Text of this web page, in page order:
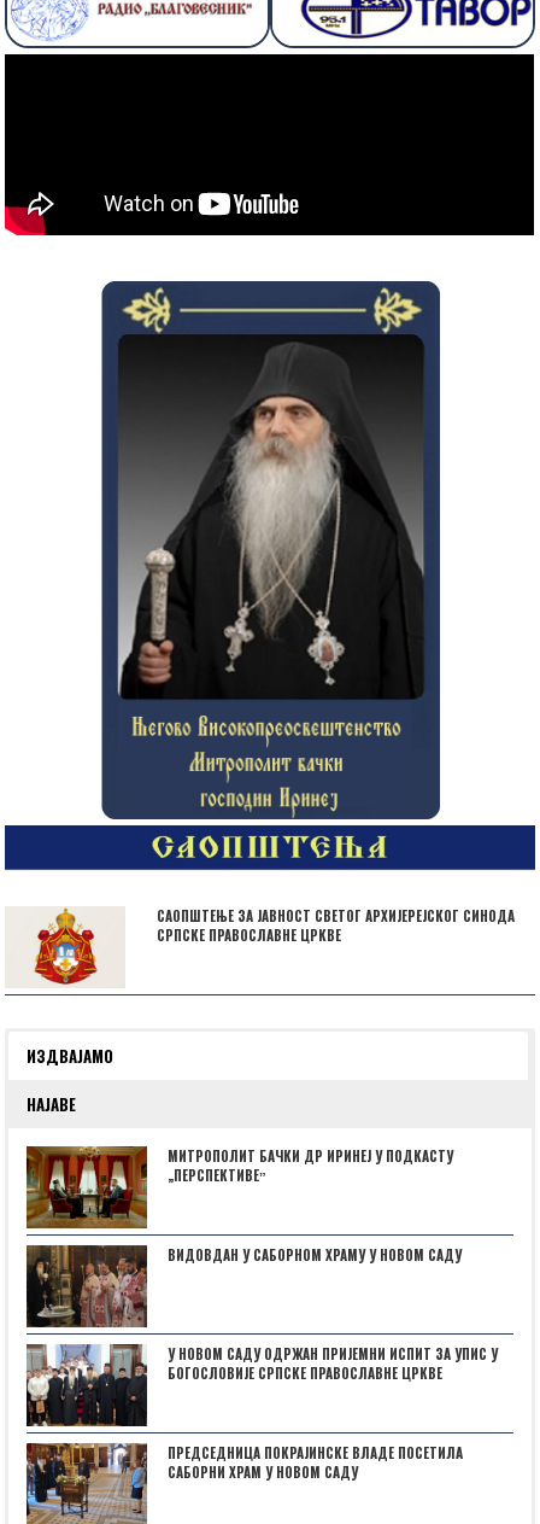
САОПШТЕЊЕ ЗА ЈАВНОСТ СВЕТОГ АРХИЈЕРЕЈСКОГ СИНОДА
СРПСКЕ ПРАВОСЛАВНЕ ЦРКВЕ
ИЗДВАЈАМО
НАЈАВЕ
МИТРОПОЛИТ БАЧКИ ДР ИРИНЕЈ У ПОДКАСТУ
„ПЕРСПЕКТИВЕˮ
ВИДОВДАН У САБОРНОМ ХРАМУ У НОВОМ САДУ
У НОВОМ САДУ ОДРЖАН ПРИЈЕМНИ ИСПИТ ЗА УПИС У
БОГОСЛОВИЈЕ СРПСКЕ ПРАВОСЛАВНЕ ЦРКВЕ
ПРЕДСЕДНИЦА ПОКРАЈИНСКЕ ВЛАДЕ ПОСЕТИЛА
САБОРНИ ХРАМ У НОВОМ САДУ